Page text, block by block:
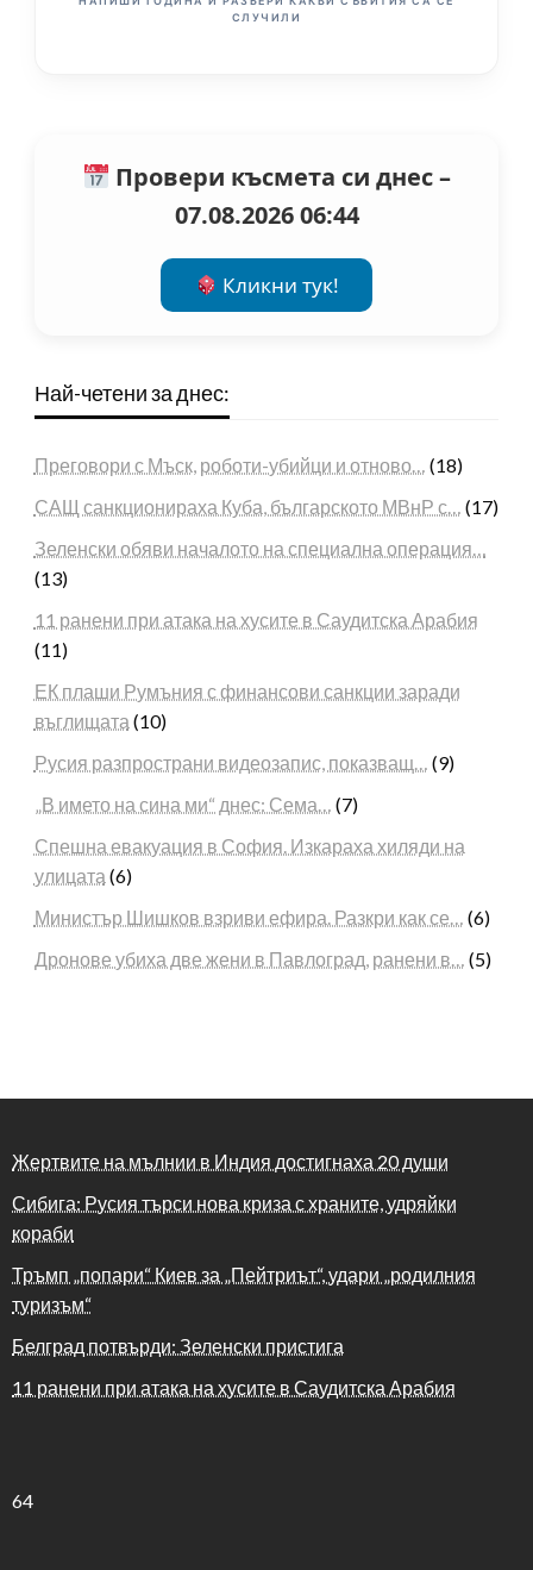
СЛУЧИЛИ
Провери късмета си днес –
07.08.2026 06:44
Кликни тук!
Най-четени за днес:
Преговори с Мъск, роботи-убийци и отново… (18)
САЩ санкционираха Куба, българското МВнР с… (17)
Зеленски обяви началото на специална операция…
(13)
11 ранени при атака на хусите в Саудитска Арабия
(11)
ЕК плаши Румъния с финансови санкции заради
въглищата (10)
Русия разпространи видеозапис, показващ… (9)
„В името на сина ми“ днес: Сема… (7)
Спешна евакуация в София. Изкараха хиляди на
улицата (6)
Министър Шишков взриви ефира. Разкри как се… (6)
Дронове убиха две жени в Павлоград, ранени в… (5)
Жертвите на мълнии в Индия достигнаха 20 души
Сибига: Русия търси нова криза с храните, удряйки
кораби
Тръмп „попари“ Киев за „Пейтриът“, удари „родилния
туризъм“
Белград потвърди: Зеленски пристига
11 ранени при атака на хусите в Саудитска Арабия
64